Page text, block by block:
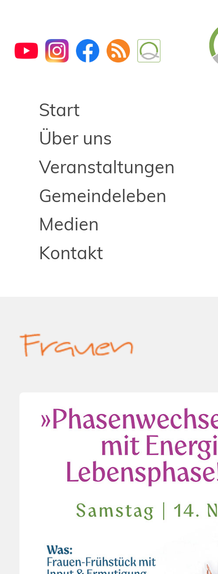
Start
Über uns
Veranstaltungen
Gemeindeleben
Medien
Kontakt